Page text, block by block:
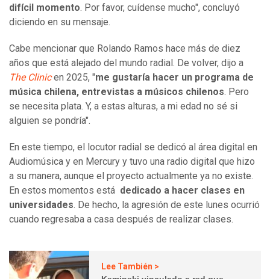
difícil momento. Por favor, cuídense mucho", concluyó
diciendo en su mensaje.
Cabe mencionar que Rolando Ramos hace más de diez
años que está alejado del mundo radial. De volver, dijo a
The Clinic en 2025, "me gustaría hacer un programa de
música chilena, entrevistas a músicos chilenos. Pero
se necesita plata. Y, a estas alturas, a mi edad no sé si
alguien se pondría".
En este tiempo, el locutor radial se dedicó al área digital en
Audiomúsica y en Mercury y tuvo una radio digital que hizo
a su manera, aunque el proyecto actualmente ya no existe.
En estos momentos está dedicado a hacer clases en
universidades. De hecho, la agresión de este lunes ocurrió
cuando regresaba a casa después de realizar clases.
Lee También >